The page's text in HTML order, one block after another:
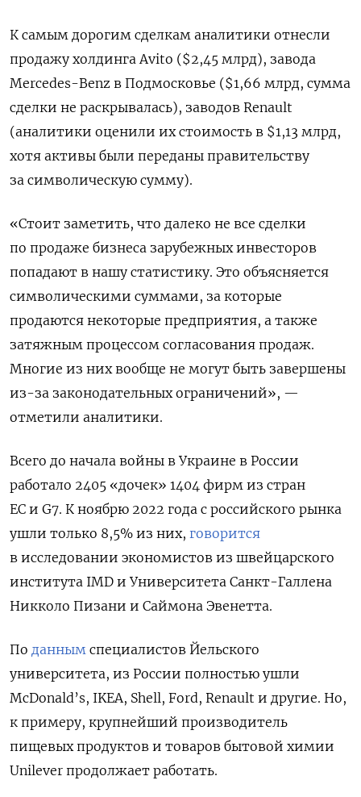
К самым дорогим сделкам аналитики отнесли
продажу холдинга Avito ($2,45 млрд), завода
Mercedes-Benz в Подмосковье ($1,66 млрд, сумма
сделки не раскрывалась), заводов Renault
(аналитики оценили их стоимость в $1,13 млрд,
хотя активы были переданы правительству
за символическую сумму).
«Стоит заметить, что далеко не все сделки
по продаже бизнеса зарубежных инвесторов
попадают в нашу статистику. Это объясняется
символическими суммами, за которые
продаются некоторые предприятия, а также
затяжным процессом согласования продаж.
Многие из них вообще не могут быть завершены
из-за законодательных ограничений», —
отметили аналитики.
Всего до начала войны в Украине в России
работало 2405 «дочек» 1404 фирм из стран
ЕС и G7. К ноябрю 2022 года с российского рынка
ушли только 8,5% из них, говорится
в исследовании экономистов из швейцарского
института IMD и Университета Санкт-Галлена
Никколо Пизани и Саймона Эвенетта.
По данным специалистов Йельского
университета, из России полностью ушли
McDonald’s, IKEA, Shell, Ford, Renault и другие. Но,
к примеру, крупнейший производитель
пищевых продуктов и товаров бытовой химии
Unilever продолжает работать.